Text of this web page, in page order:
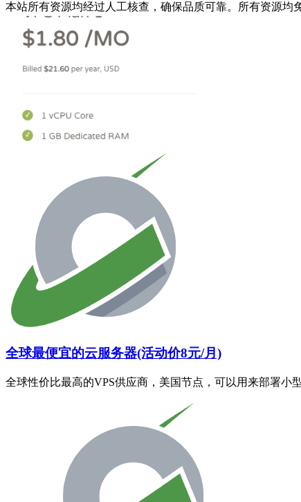
本站所有资源均经过人工核查，确保品质可靠。所有资源
全球最便宜的云服务器(活动价8元/月)
全球性价比最高的VPS供应商，美国节点，可以用来部署